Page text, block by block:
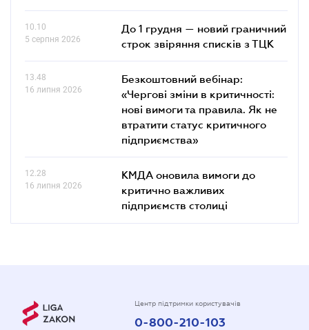
10.10
5 серпня 2026
До 1 грудня — новий граничний
строк звіряння списків з ТЦК
13.48
16 липня 2026
Безкоштовний вебінар:
«Чергові зміни в критичності:
нові вимоги та правила. Як не
втратити статус критичного
підприємства»
12.28
16 липня 2026
КМДА оновила вимоги до
критично важливих
підприємств столиці
Центр підтримки користувачів
0-800-210-103